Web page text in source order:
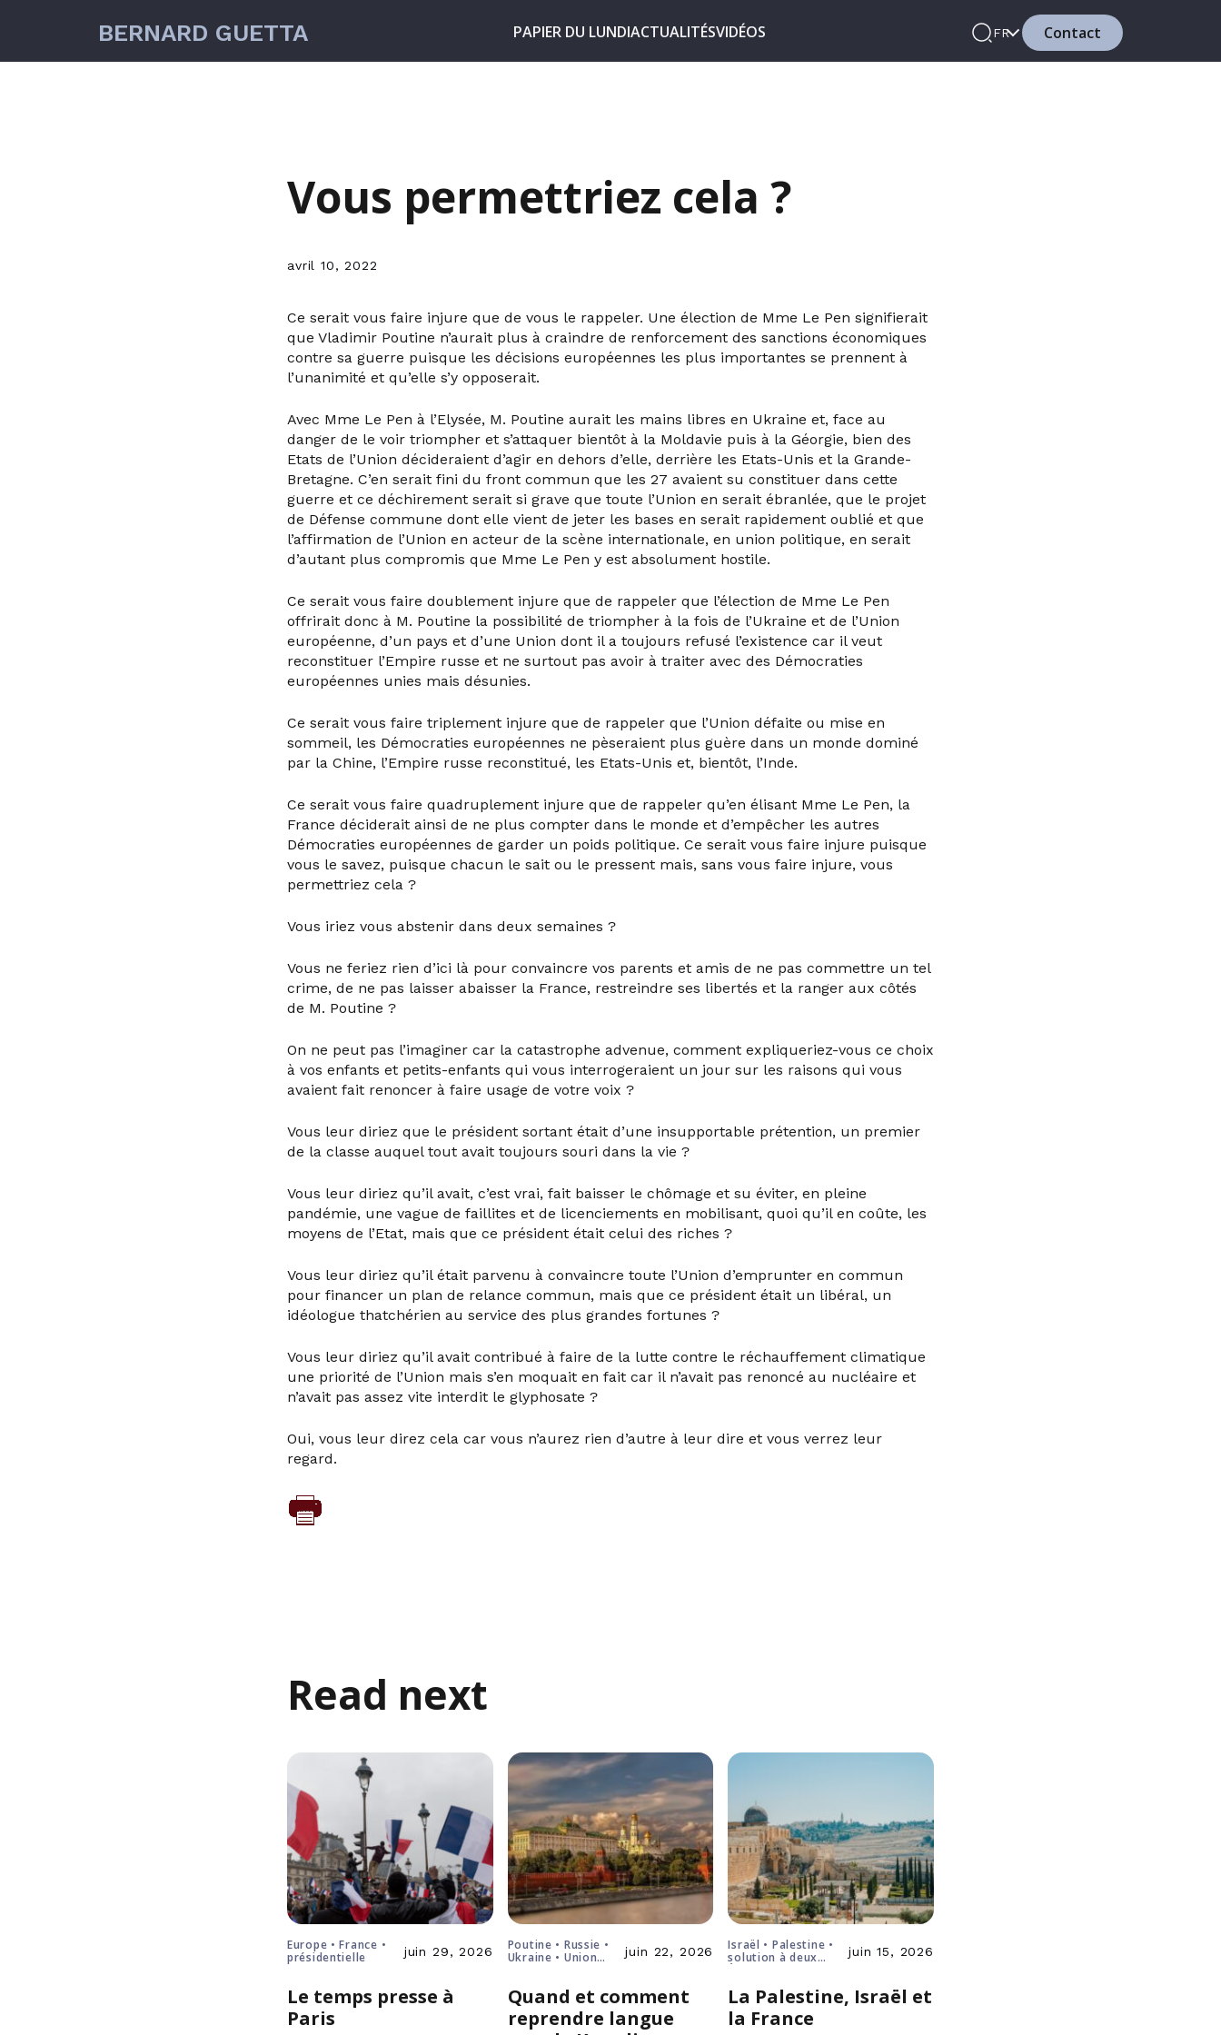
BERNARD GUETTA PAPIER DU LUNDIACTUALITÉSVIDÉOS FR Contact
Vous permettriez cela ?
avril 10, 2022
Ce serait vous faire injure que de vous le rappeler. Une élection de Mme Le Pen signifierait
que Vladimir Poutine n’aurait plus à craindre de renforcement des sanctions économiques
contre sa guerre puisque les décisions européennes les plus importantes se prennent à
l’unanimité et qu’elle s’y opposerait.
Avec Mme Le Pen à l’Elysée, M. Poutine aurait les mains libres en Ukraine et, face au
danger de le voir triompher et s’attaquer bientôt à la Moldavie puis à la Géorgie, bien des
Etats de l’Union décideraient d’agir en dehors d’elle, derrière les Etats-Unis et la Grande-
Bretagne. C’en serait fini du front commun que les 27 avaient su constituer dans cette
guerre et ce déchirement serait si grave que toute l’Union en serait ébranlée, que le projet
de Défense commune dont elle vient de jeter les bases en serait rapidement oublié et que
l’affirmation de l’Union en acteur de la scène internationale, en union politique, en serait
d’autant plus compromis que Mme Le Pen y est absolument hostile.
Ce serait vous faire doublement injure que de rappeler que l’élection de Mme Le Pen
offrirait donc à M. Poutine la possibilité de triompher à la fois de l’Ukraine et de l’Union
européenne, d’un pays et d’une Union dont il a toujours refusé l’existence car il veut
reconstituer l’Empire russe et ne surtout pas avoir à traiter avec des Démocraties
européennes unies mais désunies.
Ce serait vous faire triplement injure que de rappeler que l’Union défaite ou mise en
sommeil, les Démocraties européennes ne pèseraient plus guère dans un monde dominé
par la Chine, l’Empire russe reconstitué, les Etats-Unis et, bientôt, l’Inde.
Ce serait vous faire quadruplement injure que de rappeler qu’en élisant Mme Le Pen, la
France déciderait ainsi de ne plus compter dans le monde et d’empêcher les autres
Démocraties européennes de garder un poids politique. Ce serait vous faire injure puisque
vous le savez, puisque chacun le sait ou le pressent mais, sans vous faire injure, vous
permettriez cela ?
Vous iriez vous abstenir dans deux semaines ?
Vous ne feriez rien d’ici là pour convaincre vos parents et amis de ne pas commettre un tel
crime, de ne pas laisser abaisser la France, restreindre ses libertés et la ranger aux côtés
de M. Poutine ?
On ne peut pas l’imaginer car la catastrophe advenue, comment expliqueriez-vous ce choix
à vos enfants et petits-enfants qui vous interrogeraient un jour sur les raisons qui vous
avaient fait renoncer à faire usage de votre voix ?
Vous leur diriez que le président sortant était d’une insupportable prétention, un premier
de la classe auquel tout avait toujours souri dans la vie ?
Vous leur diriez qu’il avait, c’est vrai, fait baisser le chômage et su éviter, en pleine
pandémie, une vague de faillites et de licenciements en mobilisant, quoi qu’il en coûte, les
moyens de l’Etat, mais que ce président était celui des riches ?
Vous leur diriez qu’il était parvenu à convaincre toute l’Union d’emprunter en commun
pour financer un plan de relance commun, mais que ce président était un libéral, un
idéologue thatchérien au service des plus grandes fortunes ?
Vous leur diriez qu’il avait contribué à faire de la lutte contre le réchauffement climatique
une priorité de l’Union mais s’en moquait en fait car il n’avait pas renoncé au nucléaire et
n’avait pas assez vite interdit le glyphosate ?
Oui, vous leur direz cela car vous n’aurez rien d’autre à leur dire et vous verrez leur
regard.
Read next
Europe • France •
présidentielle
juin 29, 2026
Le temps presse à
Paris
Poutine • Russie •
Ukraine • Union
juin 22, 2026
Quand et comment
reprendre langue
Israël • Palestine •
solution à deux
juin 15, 2026
La Palestine, Israël et
la France